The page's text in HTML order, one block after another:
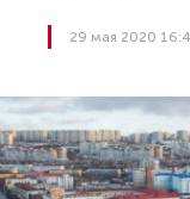
29 мая 2020